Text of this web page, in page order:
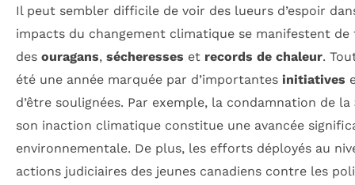
Il peut sembler difficile de voir des lueurs d’espoir
impacts du changement climatique se manifestent
des ouragans, sécheresses et records de chaleur.
été une année marquée par d’importantes initiatives
d’être soulignées. Par exemple, la condamnation de la
son inaction climatique constitue une avancée
environnementale. De plus, les efforts déployés au
actions judiciaires des jeunes canadiens contre les